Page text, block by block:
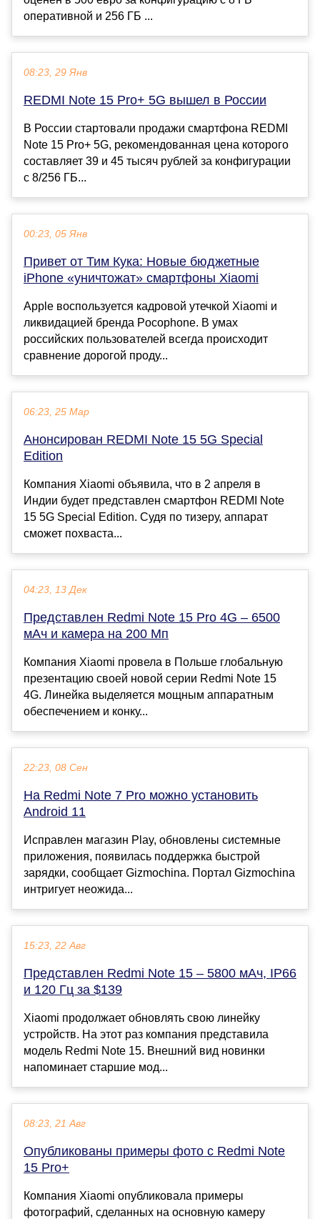
оперативной и 256 ГБ ...
08:23, 29 Янв
REDMI Note 15 Pro+ 5G вышел в России
В России стартовали продажи смартфона REDMI
Note 15 Pro+ 5G, рекомендованная цена которого
составляет 39 и 45 тысяч рублей за конфигурации
с 8/256 ГБ...
00:23, 05 Янв
Привет от Тим Кука: Новые бюджетные
iPhone «уничтожат» смартфоны Xiaomi
Apple воспользуется кадровой утечкой Xiaomi и
ликвидацией бренда Pocophone. В умах
российских пользователей всегда происходит
сравнение дорогой проду...
06:23, 25 Мар
Анонсирован REDMI Note 15 5G Special
Edition
Компания Xiaomi объявила, что в 2 апреля в
Индии будет представлен смартфон REDMI Note
15 5G Special Edition. Судя по тизеру, аппарат
сможет похваста...
04:23, 13 Дек
Представлен Redmi Note 15 Pro 4G – 6500
мАч и камера на 200 Мп
Компания Xiaomi провела в Польше глобальную
презентацию своей новой серии Redmi Note 15
4G. Линейка выделяется мощным аппаратным
обеспечением и конку...
22:23, 08 Сен
На Redmi Note 7 Pro можно установить
Android 11
Исправлен магазин Play, обновлены системные
приложения, появилась поддержка быстрой
зарядки, сообщает Gizmochina. Портал Gizmochina
интригует неожида...
15:23, 22 Авг
Представлен Redmi Note 15 – 5800 мАч, IP66
и 120 Гц за $139
Xiaomi продолжает обновлять свою линейку
устройств. На этот раз компания представила
модель Redmi Note 15. Внешний вид новинки
напоминает старшие мод...
08:23, 21 Авг
Опубликованы примеры фото с Redmi Note
15 Pro+
Компания Xiaomi опубликовала примеры
фотографий, сделанных на основную камеру